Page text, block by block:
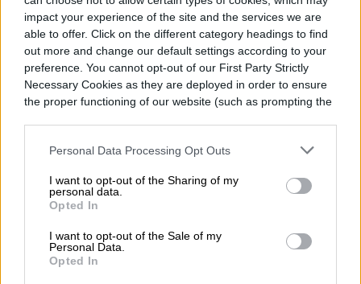
impact your experience of the site and the services we are
able to offer. Click on the different category headings to find
out more and change our default settings according to your
preference. You cannot opt-out of our First Party Strictly
Necessary Cookies as they are deployed in order to ensure
the proper functioning of our website (such as prompting the
Personal Data Processing Opt Outs
I want to opt-out of the Sharing of my
personal data.
Opted In
I want to opt-out of the Sale of my
Personal Data.
Opted In
VIDEOJUEGOS
Dos nuevos juegos gratis
en la Epic Games Store
hasta el 13 de agosto